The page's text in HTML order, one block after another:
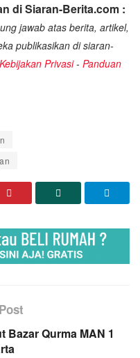
di Siaran-Berita.com :
jawab atas berita, artikel,
publikasikan di siaran-
Kebijakan Privasi- Panduan
Bazar Qurma MAN 1